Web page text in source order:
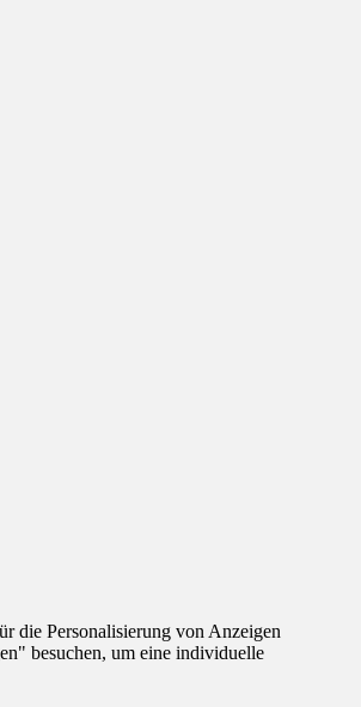
die Personalisierung von Anzeigen
besuchen, um eine individuelle